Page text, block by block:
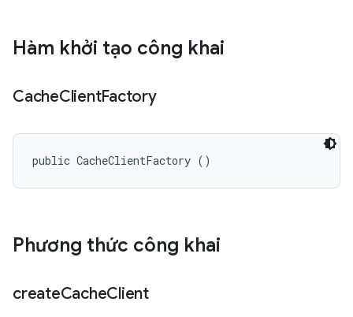
Hàm khởi tạo công khai
CacheClientFactory
public CacheClientFactory ()
Phương thức công khai
createCacheClient